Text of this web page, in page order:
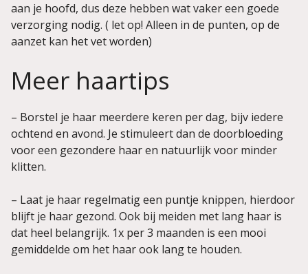
aan je hoofd, dus deze hebben wat vaker een goede
verzorging nodig. ( let op! Alleen in de punten, op de
aanzet kan het vet worden)
Meer haartips
– Borstel je haar meerdere keren per dag, bijv iedere
ochtend en avond. Je stimuleert dan de doorbloeding
voor een gezondere haar en natuurlijk voor minder
klitten.
– Laat je haar regelmatig een puntje knippen, hierdoor
blijft je haar gezond. Ook bij meiden met lang haar is
dat heel belangrijk. 1x per 3 maanden is een mooi
gemiddelde om het haar ook lang te houden.